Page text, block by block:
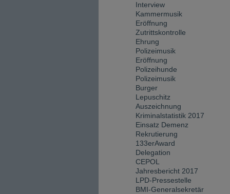
Interview
Kammermusik
Eröffnung
Zutrittskontrolle
Ehrung
Polizeimusik
Eröffnung
Polizeihunde
Polizeimusik
Burger
Lepuschitz
Auszeichnung
Kriminalstatistik 2017
Einsatz Demenz
Rekrutierung
133erAward
Delegation
CEPOL
Jahresbericht 2017
LPD-Pressestelle
BMI-Generalsekretär